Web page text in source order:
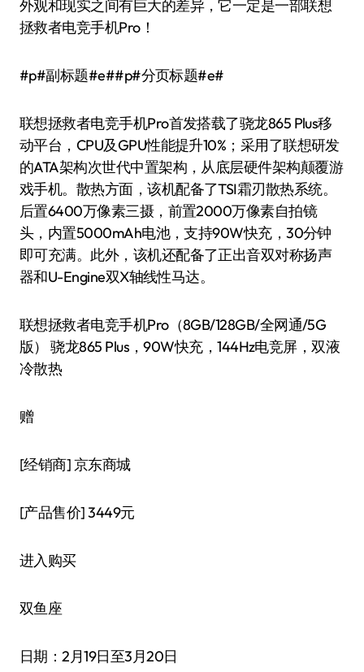
外观和现实之间有巨大的差异，它一定是一部联想
拯救者电竞手机Pro！
#p#副标题#e##p#分页标题#e#
联想拯救者电竞手机Pro首发搭载了骁龙865 Plus移
动平台，CPU及GPU性能提升10%；采用了联想研发
的ATA架构次世代中置架构，从底层硬件架构颠覆游
戏手机。散热方面，该机配备了TSI霜刃散热系统。
后置6400万像素三摄，前置2000万像素自拍镜
头，内置5000mAh电池，支持90W快充，30分钟
即可充满。此外，该机还配备了正出音双对称扬声
器和U-Engine双X轴线性马达。
联想拯救者电竞手机Pro（8GB/128GB/全网通/5G
版） 骁龙865 Plus，90W快充，144Hz电竞屏，双液
冷散热
赠
[经销商]京东商城
[产品售价]3449元
进入购买
双鱼座
日期：2月19日至3月20日